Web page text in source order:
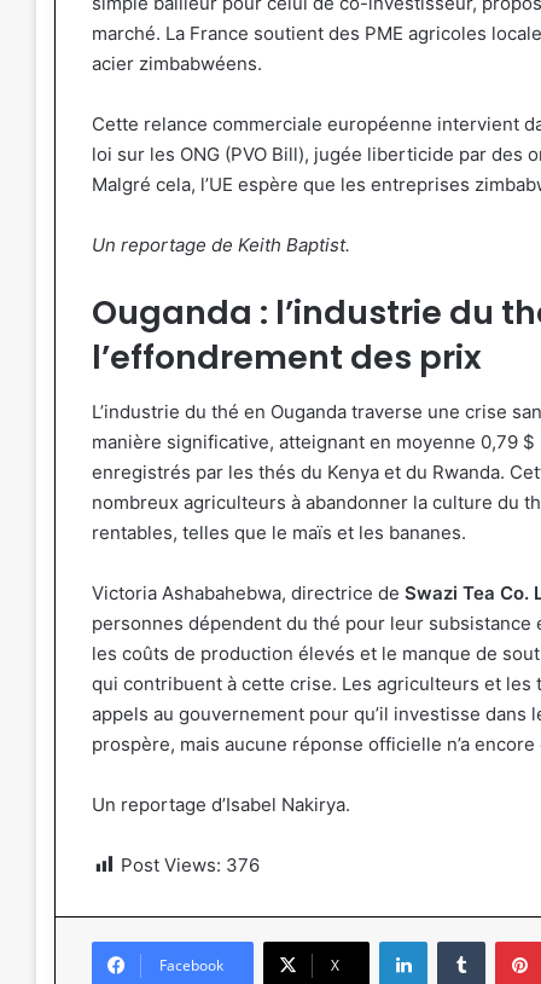
marché. La France soutient des PME agricoles
acier zimbabwéens.
Cette relance commerciale européenne intervient
loi sur les ONG (PVO Bill), jugée liberticide par des
Malgré cela, l’UE espère que les entreprises
Un reportage de Keith Baptist.
Ouganda : l’industrie du
l’effondrement des prix
L’industrie du thé en Ouganda traverse une crise
manière significative, atteignant en moyenne 0,79
enregistrés par les thés du Kenya et du Rwanda.
nombreux agriculteurs à abandonner la culture du
rentables, telles que le maïs et les bananes.
Victoria Ashabahebwa, directrice de Swazi Tea Co.
personnes dépendent du thé pour leur subsistance
les coûts de production élevés et le manque de
qui contribuent à cette crise. Les agriculteurs et
appels au gouvernement pour qu’il investisse
prospère, mais aucune réponse officielle n’a
Un reportage d’Isabel Nakirya.
Post Views: 376
Facebook X